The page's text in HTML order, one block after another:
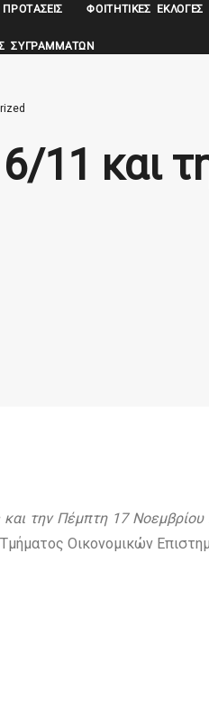
ΠΡΟΤΆΣΕΙΣ ΦΟΙΤΗΤΙΚΈΣ ΕΚΛΟΓΈΣ
ΣΥΓΡΑΜΜΆΤΩΝ
11 και
την Πέμπτη 17 Νοεμβρίου
Οικονομικών